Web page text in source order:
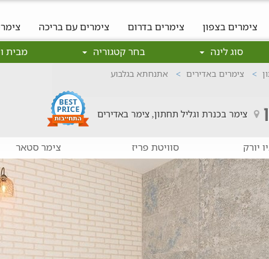
צימרים בצפון צימרים בדרום צימרים עם בריכה
סוג לינה בחר קטגוריה מבית
צימרים באדירים
אתנחתא בגלבוע
צימר בכנרת וגליל תחתון, צימר באדירים
יורק סוויטת פריז צימר סטאר